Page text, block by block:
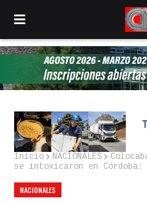
Inicio NACIONALES
se intoxicaron en
NACIONALES